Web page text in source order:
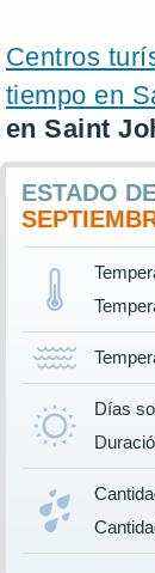
Centros
tiempo en
en Saint
ESTADO
Días